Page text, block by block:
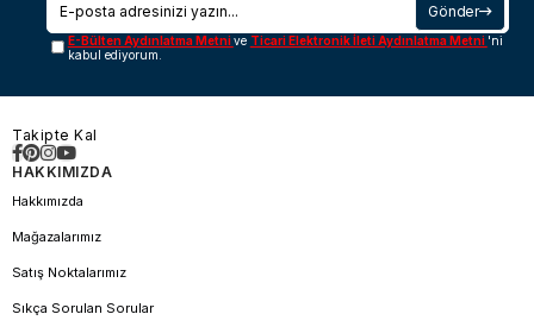
Gönder
E-Bülten Aydınlatma Metnive Ticari Elektronik İleti Aydınlatma Metni 'ni
kabul ediyorum.
Takipte Kal
HAKKIMIZDA
Hakkımızda
Mağazalarımız
Satış Noktalarımız
Sıkça Sorulan Sorular